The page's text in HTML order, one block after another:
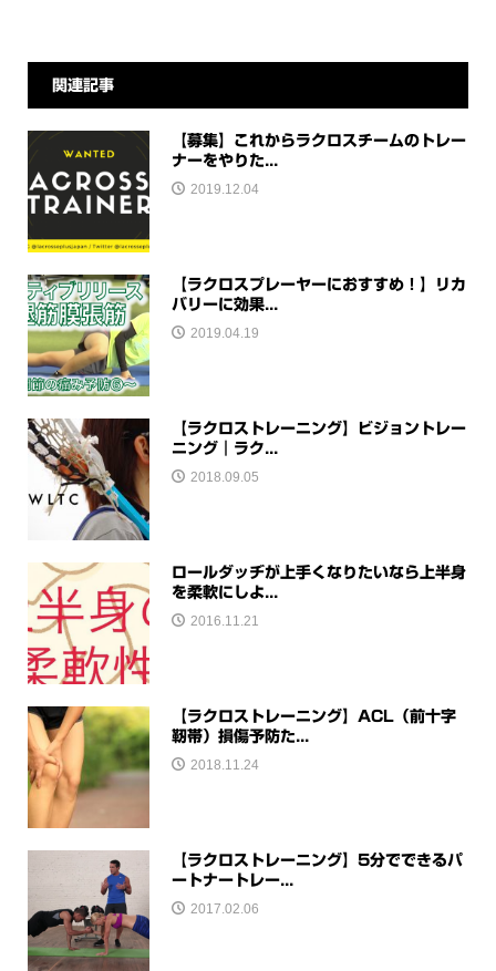
関連記事
【募集】これからラクロスチームのトレー
ナーをやりた...
2019.12.04
【ラクロスプレーヤーにおすすめ！】リカ
バリーに効果...
2019.04.19
【ラクロストレーニング】ビジョントレー
ニング｜ラク...
2018.09.05
ロールダッヂが上手くなりたいなら上半身
を柔軟にしよ...
2016.11.21
【ラクロストレーニング】ACL（前十字
靭帯）損傷予防た...
2018.11.24
【ラクロストレーニング】5分でできるパ
ートナートレー...
2017.02.06